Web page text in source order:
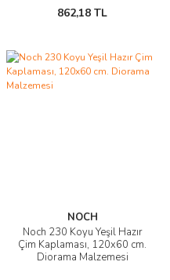
862,18 TL
NOCH
Noch 230 Koyu Yeşil Hazır
Çim Kaplaması, 120x60 cm.
Diorama Malzemesi